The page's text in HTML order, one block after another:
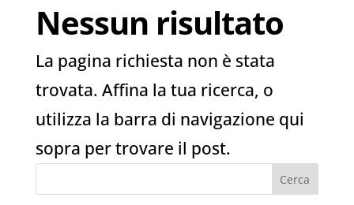
Nessun risultato
La pagina richiesta non è stata
trovata. Affina la tua ricerca, o
utilizza la barra di navigazione qui
sopra per trovare il post.
Cerca